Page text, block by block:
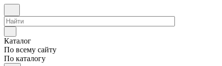
Каталог
По всему сайту
По каталогу